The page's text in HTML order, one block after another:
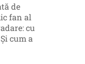
de
fan al
cu
cum a